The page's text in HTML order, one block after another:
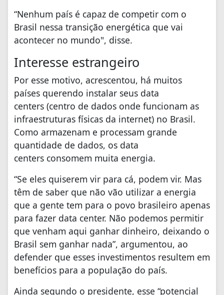
“Nenhum país é capaz de competir com o
Brasil nessa transição energética que vai
acontecer no mundo", disse.
Interesse estrangeiro
Por esse motivo, acrescentou, há muitos
países querendo instalar seus data
centers (centro de dados onde funcionam as
infraestruturas físicas da internet) no Brasil.
Como armazenam e processam grande
quantidade de dados, os data
centers consomem muita energia.
“Se eles quiserem vir para cá, podem vir. Mas
têm de saber que não vão utilizar a energia
que a gente tem para o povo brasileiro apenas
para fazer data center. Não podemos permitir
que venham aqui ganhar dinheiro, deixando o
Brasil sem ganhar nada”, argumentou, ao
defender que esses investimentos resultem em
benefícios para a população do país.
Ainda segundo o presidente, esse “potencial